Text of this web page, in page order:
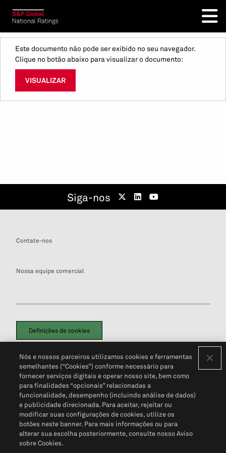
Este documento não pode ser exibido no seu navegador.
Clique no botão abaixo para visualizar o documento:
VISUALIZAR
Siga-nos
Contate-nos
Nossa equipe comercial
Definições de cookies
Política de PrivacidadePortal de privacidade do cliente (em inglês)
Não Venda Minhas Informações Pessoais© 2026 S&P Global
Nós e nossos parceiros utilizamos cookies e ferramentas
semelhantes (“Cookies”) conforme necessário para
fornecer serviços digitais e operar nosso site, bem como
para finalidades “opcionais” relacionadas a
funcionalidade, desempenho (incluindo análise de dados)
e publicidade direcionada. Para aceitar, rejeitar ou
modificar suas configurações de cookies, utilize os
botões neste banner. Para mais informações ou para
alterar sua escolha posteriormente, consulte nosso Aviso
sobre Cookies.